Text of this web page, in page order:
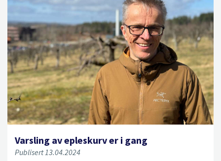
Varsling av epleskurv er i gang
Publisert 13.04.2024